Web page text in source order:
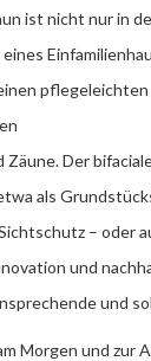
ist nicht nur in
pflegeleichten
Der
als
– oder
und
und
Morgen und zur